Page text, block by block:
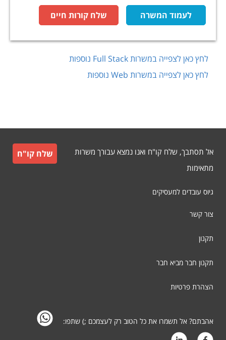
לעמוד המשרה שלח קורות חיים
לחץ כאן לצפייה במשרותFull Stack נוספות
לחץ כאן לצפייה במשרות Web נוספות
אל תסתבך, שלח קו"ח ואנו נמצא עבורך משרות
מתאימות
שלח קו"ח
גיוס עובדים למעסיקים
צור קשר
תקנון
תקנון חבר מביא חבר
הצהרת פרטיות
אהבתם? אל תשמרו את כל הטוב רק לעצמכם ;) שתפו: